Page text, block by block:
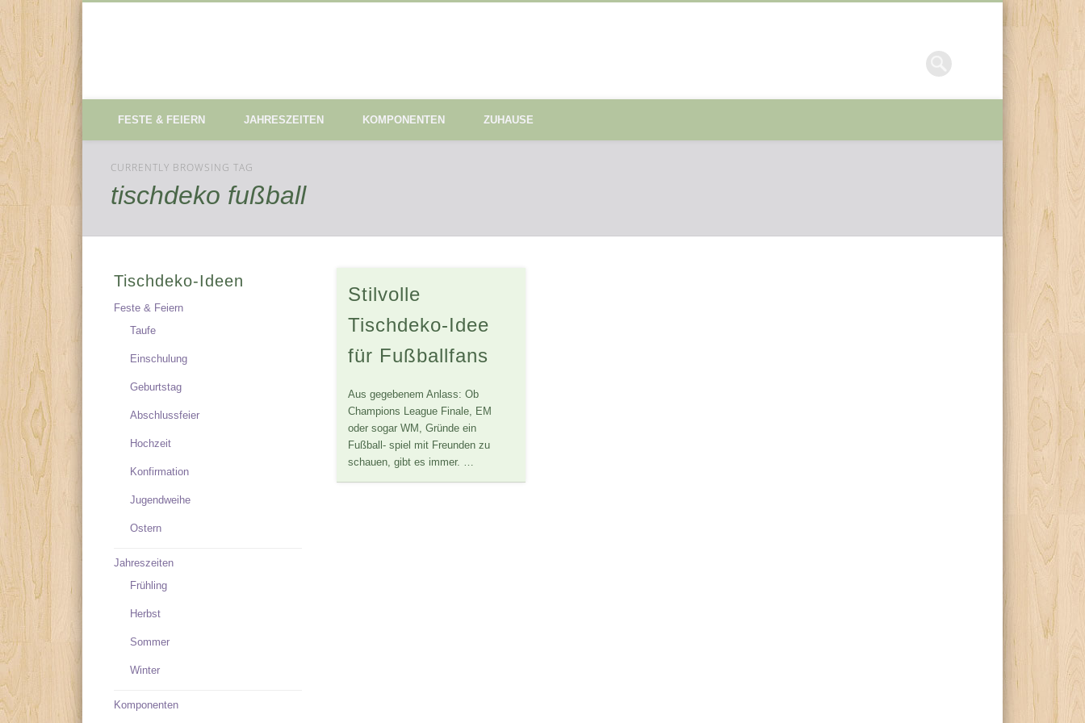
FESTE & FEIERN JAHRESZEITEN KOMPONENTEN ZUHAUSE
CURRENTLY BROWSING TAG
tischdeko fußball
Stilvolle
Tischdeko-Idee
für Fußballfans
Aus gegebenem Anlass: Ob
Champions League Finale, EM
oder sogar WM, Gründe ein
Fußball- spiel mit Freunden zu
schauen, gibt es immer. …
Tischdeko-Ideen
Feste & Feiern
Taufe
Einschulung
Geburtstag
Abschlussfeier
Hochzeit
Konfirmation
Jugendweihe
Ostern
Jahreszeiten
Frühling
Herbst
Sommer
Winter
Komponenten